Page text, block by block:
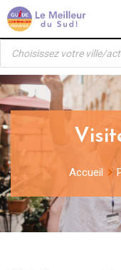
Panneau de gestion
Skip
to
content
Recherche
produits
Accueil